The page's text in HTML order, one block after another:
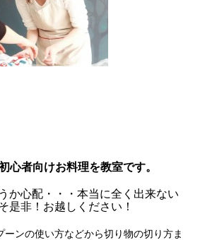
者向けお料理を教室です。
か心配・・・本当に全く出来ない
是非！お越しください！
ーンの使い方などから切り物の切り方ま